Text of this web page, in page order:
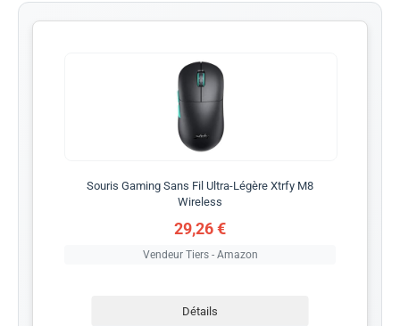
Souris Gaming Sans Fil Ultra-Légère Xtrfy M8
Wireless
29,26 €
Vendeur Tiers - Amazon
Détails